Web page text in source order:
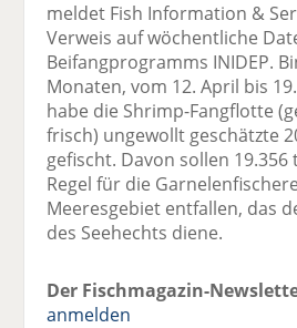
meldet Fish Information &
Verweis auf wöchentliche
Beifangprogramms INIDEP.
Monaten, vom 12. April bis
habe die Shrimp-Fangflotte
frisch) ungewollt geschätzte
gefischt. Davon sollen
Regel für die
Meeresgebiet entfallen, das
des Seehechts diene.
Der Fischmagazin-
anmelden